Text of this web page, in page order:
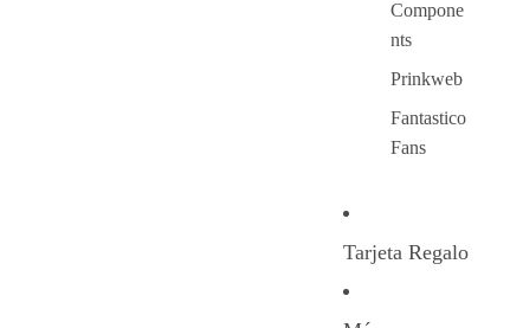
Compone
nts
Prinkweb
Fantastico
Fans
Tarjeta Regalo